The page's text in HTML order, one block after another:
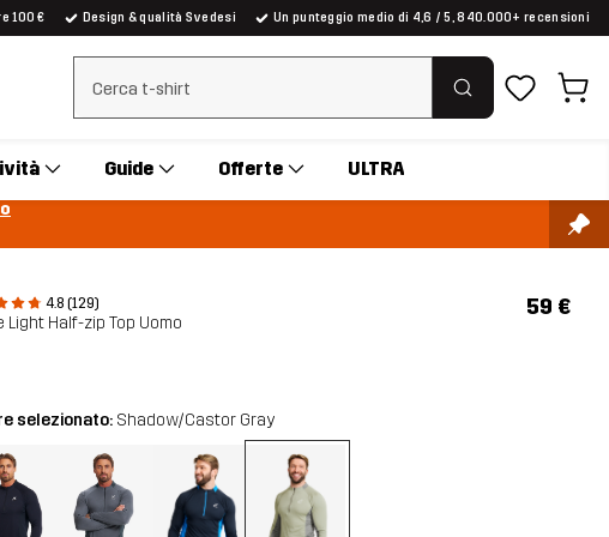
100 € Design & qualità Svedesi Un punteggio medio di 4,6 / 5, 840.000+ recensioni
Cancella ricerca
Guide Offerte ULTRA
4.8 (129)
Light Half-zip Top Uomo
59 €
selezionato: Shadow/Castor Gray